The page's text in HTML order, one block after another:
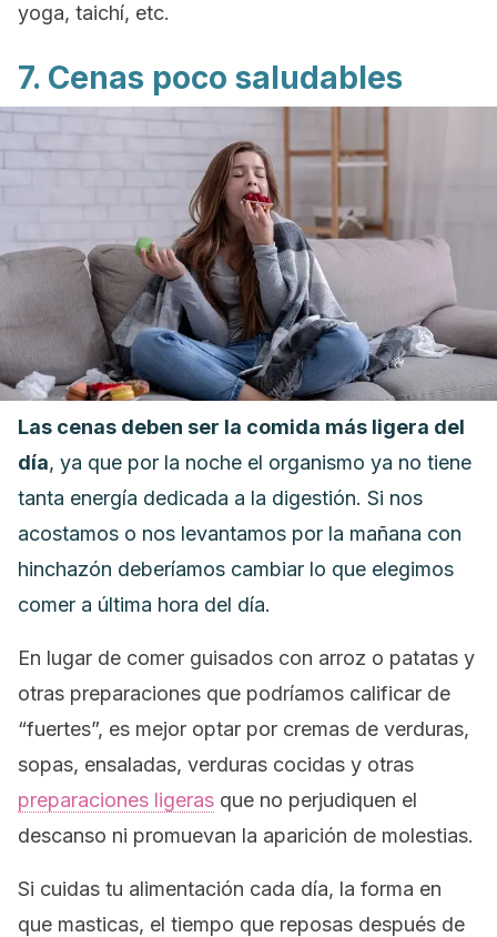
yoga, taichí, etc.
7. Cenas poco saludables
Las cenas deben ser la comida más ligera del
día, ya que por la noche el organismo ya no tiene
tanta energía dedicada a la digestión. Si nos
acostamos o nos levantamos por la mañana con
hinchazón deberíamos cambiar lo que elegimos
comer a última hora del día.
En lugar de comer guisados con arroz o patatas y
otras preparaciones que podríamos calificar de
“fuertes”, es mejor optar por cremas de verduras,
sopas, ensaladas, verduras cocidas y otras
preparaciones ligeras que no perjudiquen el
descanso ni promuevan la aparición de molestias.
Si cuidas tu alimentación cada día, la forma en
que masticas, el tiempo que reposas después de